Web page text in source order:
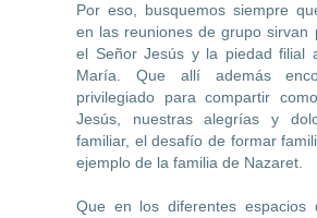
Por eso, busquemos siempre
en las reuniones de grupo sirvan
el Señor Jesús y la piedad filial
María. Que allí además
privilegiado para compartir
Jesús, nuestras alegrías y
familiar, el desafío de formar
ejemplo de la familia de Nazaret.
Que en los diferentes espacios